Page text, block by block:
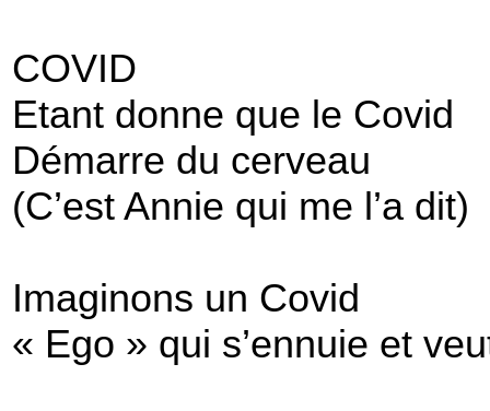
COVID
Etant donne que le Covid
Démarre du cerveau
(C’est Annie qui me l’a dit)
Imaginons un Covid
« Ego » qui s’ennuie et